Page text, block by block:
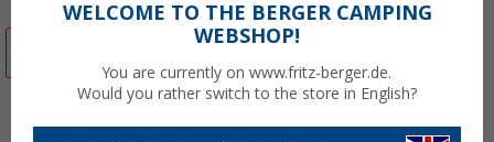
WELCOME TO THE BERGER CAMPING
WEBSHOP!
You are currently on www.fritz-berger.de.
Would you rather switch to the store in English?